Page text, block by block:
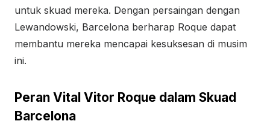
untuk skuad mereka. Dengan persaingan dengan
Lewandowski, Barcelona berharap Roque dapat
membantu mereka mencapai kesuksesan di musim
ini.
Peran Vital Vitor Roque dalam Skuad
Barcelona